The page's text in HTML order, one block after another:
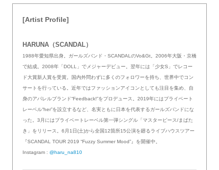
[Artist Profile]
HARUNA（SCANDAL）
1988年愛知県出身。ガールズバンド・SCANDALのVo&Gt。2006年大阪・京橋
で結成。2008年「DOLL」でメジャーデビュー。翌年には「少女S」でレコー
ド大賞新人賞を受賞。国内外問わずに多くのフォロワーを持ち、世界中でコン
サートを行っている。近年ではファッションアイコンとしても注目を集め、自
身のアパレルブランド“Feedback!”をプロデュース。2019年にはプライベート
レーベル“her”を設立するなど、名実ともに日本を代表するガールズバンドにな
った。3月にはプライベートレーベル第一弾シングル「マスターピース/まばた
き」をリリース。6月1日(土)から全国12箇所15公演を廻るライブハウスツアー
『SCANDAL TOUR 2019 “Fuzzy Summer Mood”』を開催中。
Instagram : @haru_na810